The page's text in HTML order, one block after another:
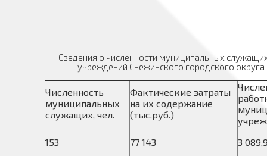
Сведения о численности муниципальных
учреждений Снежинского городского
Численность
муниципальных
служащих, чел.
Фактические затраты
на их содержание
(тыс.руб.)
153
77 143 3